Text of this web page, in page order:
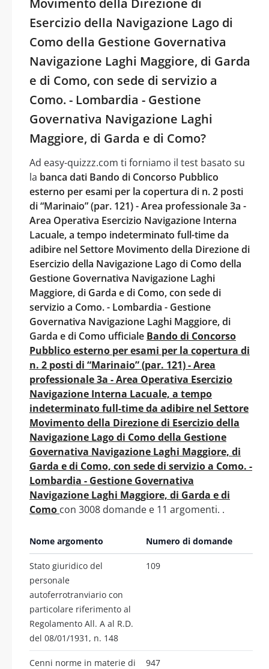
Esercizio della Navigazione Lago di
Como della Gestione Governativa
Navigazione Laghi Maggiore, di Garda
e di Como, con sede di servizio a
Como. - Lombardia - Gestione
Governativa Navigazione Laghi
Maggiore, di Garda e di Como?
Ad easy-quizzz.com ti forniamo il test basato su
la banca dati Bando di Concorso Pubblico
esterno per esami per la copertura di n. 2 posti
di “Marinaio” (par. 121) - Area professionale 3a -
Area Operativa Esercizio Navigazione Interna
Lacuale, a tempo indeterminato full-time da
adibire nel Settore Movimento della Direzione di
Esercizio della Navigazione Lago di Como della
Gestione Governativa Navigazione Laghi
Maggiore, di Garda e di Como, con sede di
servizio a Como. - Lombardia - Gestione
Governativa Navigazione Laghi Maggiore, di
Garda e di Como ufficiale Bando di Concorso
Pubblico esterno per esami per la copertura di
n. 2 posti di “Marinaio” (par. 121) - Area
professionale 3a - Area Operativa Esercizio
Navigazione Interna Lacuale, a tempo
indeterminato full-time da adibire nel Settore
Movimento della Direzione di Esercizio della
Navigazione Lago di Como della Gestione
Governativa Navigazione Laghi Maggiore, di
Garda e di Como, con sede di servizio a Como. -
Lombardia - Gestione Governativa
Navigazione Laghi Maggiore, di Garda e di
Como con 3008 domande e 11 argomenti. .
Nome argomento Numero di domande
Stato giuridico del
personale
autoferrotranviario con
particolare riferimento al
Regolamento All. A al R.D.
del 08/01/1931, n. 148
109
Cenni norme in materie di
947